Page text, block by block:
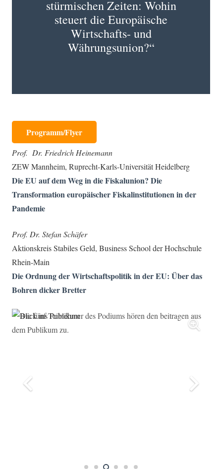
stürmischen Zeiten: Wohin
steuert die Europäische
Wirtschafts- und
Währungsunion?“
Programm/Flyer
Prof. Dr. Friedrich Heinemann
ZEW Mannheim, Ruprecht-Karls-Universität Heidelberg
Die EU auf dem Weg in die Fiskalunion? Die
Transformation europäischer Fiskalinstitutionen in der
Pandemie
Prof. Dr. Stefan Schäfer
Aktionskreis Stabiles Geld, Business School der Hochschule
Rhein-Main
Die Ordnung der Wirtschaftspolitik in der EU: Über das
Bohren dicker Bretter